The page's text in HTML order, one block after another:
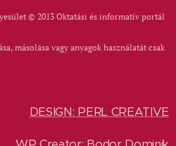
© 2013 Oktatási és informatív portál
másolása vagy anyagok használatát csak
DESIGN: PERL CREATIVE